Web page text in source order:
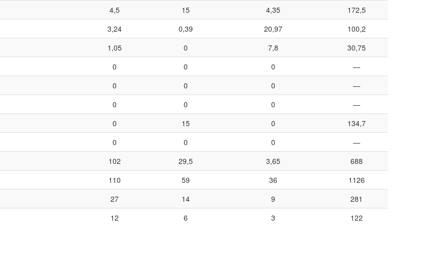
4,5 15 4,35
172,5
3,24 0,39 20,97
100,2
1,05 0 7,8
30,75
0 0 0
—
0 0 0
—
0 0 0
—
0 15 0
134,7
0 0 0
—
102 29,5 3,65
688
110 59 36
1126
27 14 9
281
12 6 3 122